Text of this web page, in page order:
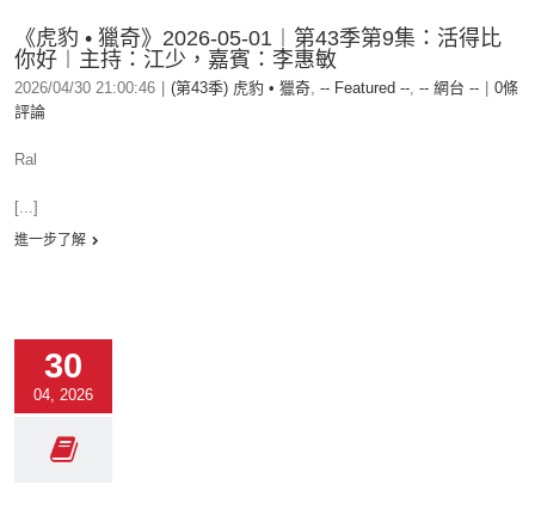
《虎豹 • 獵奇》2026-05-01︱第43季第9集：活得比
你好︱主持：江少，嘉賓：李惠敏
2026/04/30 21:00:46 (第43季) 虎豹 • 獵奇, -- Featured --, -- 網台 --
0條
評論
Ral
[...]
進一步了解
30
04, 2026